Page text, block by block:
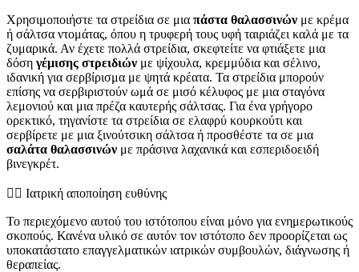
Χρησιμοποιήστε τα στρείδια σε μια πάστα θαλασσινών με κρέμα
ή σάλτσα ντομάτας, όπου η τρυφερή τους υφή ταιριάζει καλά με τα
ζυμαρικά. Αν έχετε πολλά στρείδια, σκεφτείτε να φτιάξετε μια
δόση γέμισης στρειδιών με ψίχουλα, κρεμμύδια και σέλινο,
ιδανική για σερβίρισμα με ψητά κρέατα. Τα στρείδια μπορούν
επίσης να σερβιριστούν ωμά σε μισό κέλυφος με μια σταγόνα
λεμονιού και μια πρέζα καυτερής σάλτσας. Για ένα γρήγορο
ορεκτικό, τηγανίστε τα στρείδια σε ελαφρύ κουρκούτι και
σερβίρετε με μια ξινούτσικη σάλτσα ή προσθέστε τα σε μια
σαλάτα θαλασσινών με πράσινα λαχανικά και εσπεριδοειδή
βινεγκρέτ.
👨‍⚕️️ Ιατρική αποποίηση ευθύνης
Το περιεχόμενο αυτού του ιστότοπου είναι μόνο για ενημερωτικούς
σκοπούς. Κανένα υλικό σε αυτόν τον ιστότοπο δεν προορίζεται ως
υποκατάστατο επαγγελματικών ιατρικών συμβουλών, διάγνωσης ή
θεραπείας.